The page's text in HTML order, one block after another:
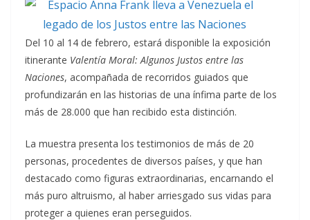
Del 10 al 14 de febrero, estará disponible la exposición
itinerante Valentía Moral: Algunos Justos entre las
Naciones, acompañada de recorridos guiados que
profundizarán en las historias de una ínfima parte de los
más de 28.000 que han recibido esta distinción.
La muestra presenta los testimonios de más de 20
personas, procedentes de diversos países, y que han
destacado como figuras extraordinarias, encarnando el
más puro altruismo, al haber arriesgado sus vidas para
proteger a quienes eran perseguidos.